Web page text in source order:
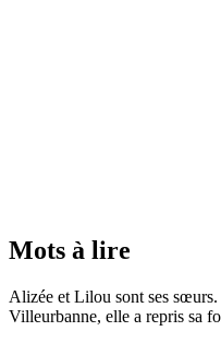
Mots à lire
Alizée et Lilou sont ses sœurs.
Villeurbanne, elle a repris sa